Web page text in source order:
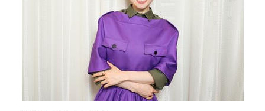
一生モノの愛用品
60代のネクストステージ
70代のグランドデザイン
社会・カルチャー・マネー
地域とつながる/お金との付き合い方